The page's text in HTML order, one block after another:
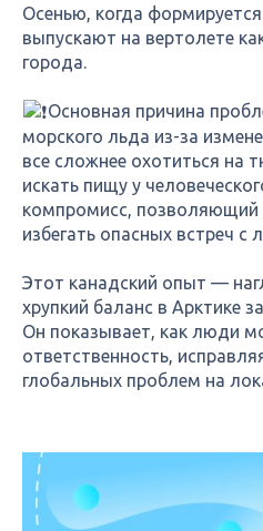
Осенью, когда
выпускают на вертолете
города.
Основная причина
морского льда из-за
все сложнее охотиться на
искать пищу у
компромисс, позволяющий
избегать опасных встреч с
Этот канадский опыт —
хрупкий баланс в Арктике
Он показывает, как люди
ответственность,
глобальных проблем на